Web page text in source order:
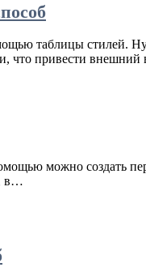
таблицы
что привести
можно создать
в…